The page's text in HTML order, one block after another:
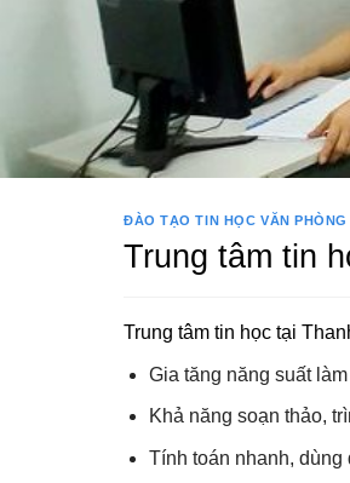
ĐÀO TẠO TIN HỌC VĂN PHÒNG
Trung tâm tin
Trung tâm tin học tại
Gia tăng năng suất
Khả năng soạn thảo,
Tính toán nhanh,